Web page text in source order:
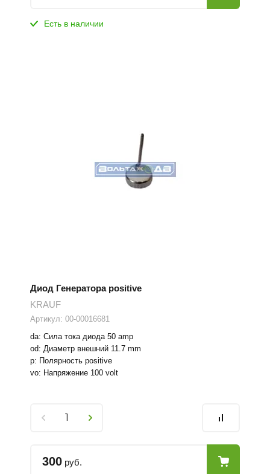
Есть в наличии
Диод Генератора positive
KRAUF
Артикул: 00-00016681
da: Сила тока диода 50 amp
od: Диаметр внешний 11.7 mm
p: Полярность positive
vo: Напряжение 100 volt
300 руб.